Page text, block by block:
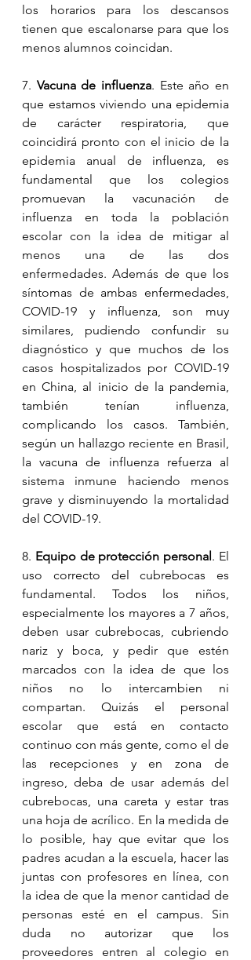
los horarios para los descansos
tienen que escalonarse para que los
menos alumnos coincidan.
7. Vacuna de influenza. Este año en
que estamos viviendo una epidemia
de carácter respiratoria, que
coincidirá pronto con el inicio de la
epidemia anual de influenza, es
fundamental que los colegios
promuevan la vacunación de
influenza en toda la población
escolar con la idea de mitigar al
menos una de las dos
enfermedades. Además de que los
síntomas de ambas enfermedades,
COVID-19 y influenza, son muy
similares, pudiendo confundir su
diagnóstico y que muchos de los
casos hospitalizados por COVID-19
en China, al inicio de la pandemia,
también tenían influenza,
complicando los casos. También,
según un hallazgo reciente en Brasil,
la vacuna de influenza refuerza al
sistema inmune haciendo menos
grave y disminuyendo la mortalidad
del COVID-19.
8. Equipo de protección personal. El
uso correcto del cubrebocas es
fundamental. Todos los niños,
especialmente los mayores a 7 años,
deben usar cubrebocas, cubriendo
nariz y boca, y pedir que estén
marcados con la idea de que los
niños no lo intercambien ni
compartan. Quizás el personal
escolar que está en contacto
continuo con más gente, como el de
las recepciones y en zona de
ingreso, deba de usar además del
cubrebocas, una careta y estar tras
una hoja de acrílico. En la medida de
lo posible, hay que evitar que los
padres acudan a la escuela, hacer las
juntas con profesores en línea, con
la idea de que la menor cantidad de
personas esté en el campus. Sin
duda no autorizar que los
proveedores entren al colegio en